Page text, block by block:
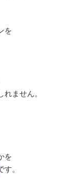
を
ません。
を
す。